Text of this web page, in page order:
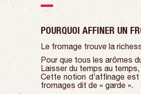
POURQUOI AFFINER UN
Le fromage trouve la
Pour que tous les arômes
Laisser du temps au
Cette notion d’affinage
fromages dit de « garde ».